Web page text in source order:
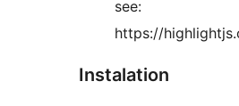
see:
https://
Instalation